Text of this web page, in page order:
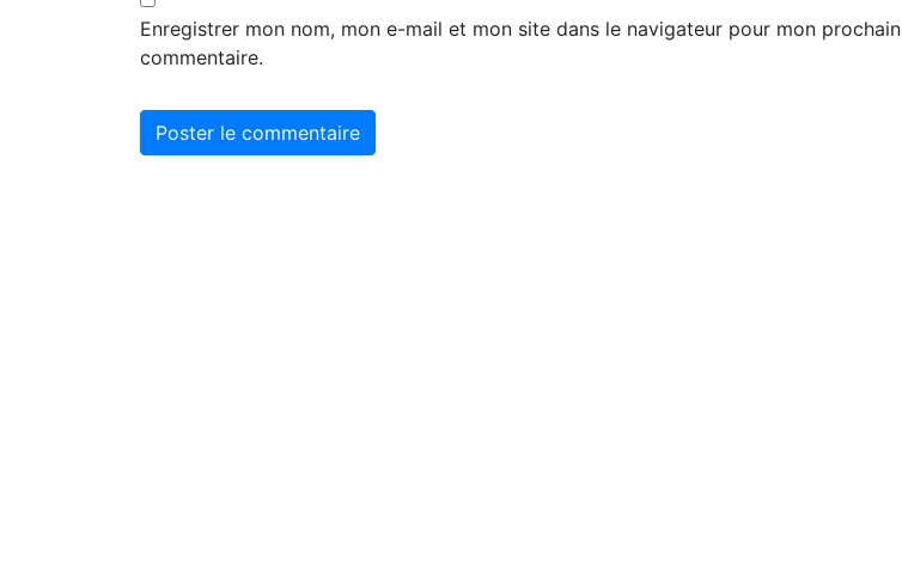
Enregistrer mon nom, mon e-mail et mon site dans le navigateur pour mon prochain
commentaire.